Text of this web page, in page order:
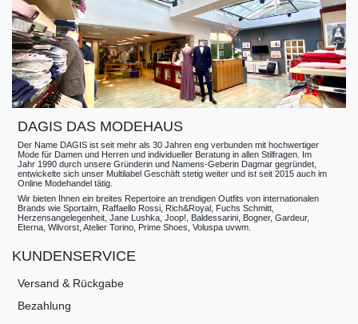
DAGIS DAS MODEHAUS
Der Name DAGIS ist seit mehr als 30 Jahren eng verbunden mit hochwertiger
Mode für Damen und Herren und individueller Beratung in allen Stilfragen. Im
Jahr 1990 durch unsere Gründerin und Namens-Geberin Dagmar gegründet,
entwickelte sich unser Multilabel Geschäft stetig weiter und ist seit 2015 auch im
Online Modehandel tätig.
Wir bieten Ihnen ein breites Repertoire an trendigen Outfits von internationalen
Brands wie Sportalm, Raffaello Rossi, Rich&Royal, Fuchs Schmitt,
Herzensangelegenheit, Jane Lushka, Joop!, Baldessarini, Bogner, Gardeur,
Eterna, Wilvorst, Atelier Torino, Prime Shoes, Voluspa uvwm.
KUNDENSERVICE
Versand & Rückgabe
Bezahlung